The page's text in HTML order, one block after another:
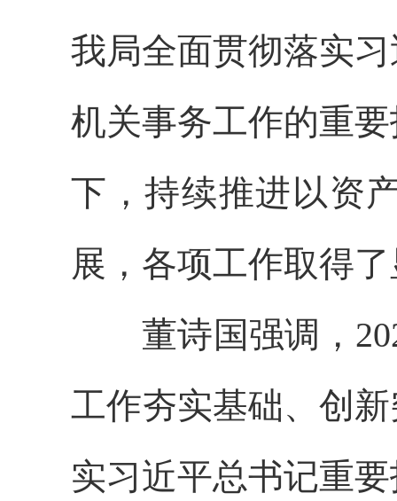
我局全面贯彻落实
机关事务工作的重
下，持续推进以资
展， 各项工作取得
董诗国强调，
工作夯实基础、创
实习近平总书记重